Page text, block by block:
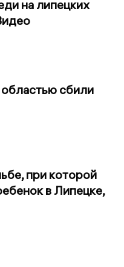
на липецких
сбили
при которой
в Липецке,